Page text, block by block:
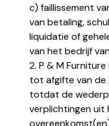
c) faillissement
van betaling,
liquidatie of
van het bedrijf
2. P & M
tot afgifte van de
totdat de
verplichtingen uit